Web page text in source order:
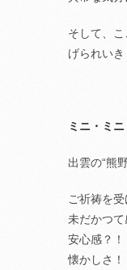
そして、
げられいき
ミニ・ミ
出雲の“熊野
ご祈祷を受
未だかつて
安心感？！
懐かしさ！